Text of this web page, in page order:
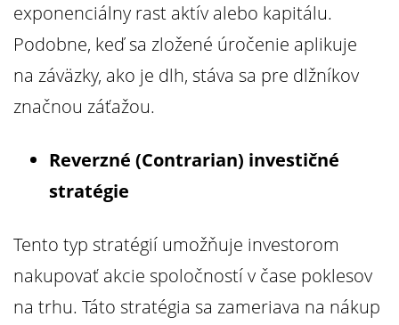
exponenciálny rast aktív alebo kapitálu.
Podobne, keď sa zložené úročenie aplikuje
na záväzky, ako je dlh, stáva sa pre dlžníkov
značnou záťažou.
Reverzné (Contrarian) investičné
stratégie
Tento typ stratégií umožňuje investorom
nakupovať akcie spoločností v čase poklesov
na trhu. Táto stratégia sa zameriava na nákup